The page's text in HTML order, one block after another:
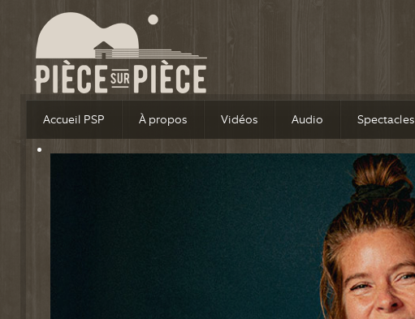
Accueil PSP À propos Vidéos Audio Spectacles